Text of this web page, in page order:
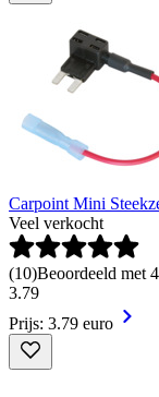
Carpoint Mini
Veel verkocht
(10)Beoordeeld met
3.79
Prijs: 3.79 euro